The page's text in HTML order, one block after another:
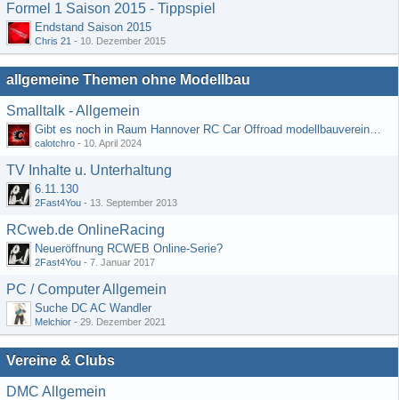
Formel 1 Saison 2015 - Tippspiel
Endstand Saison 2015
Chris 21 - 10. Dezember 2015
allgemeine Themen ohne Modellbau
Smalltalk - Allgemein
Gibt es noch in Raum Hannover RC Car Offroad modellbauvereine, habe selbst schon gegoogelt aber erfolglos
calotchro - 10. April 2024
TV Inhalte u. Unterhaltung
6.11.130
2Fast4You - 13. September 2013
RCweb.de OnlineRacing
Neueröffnung RCWEB Online-Serie?
2Fast4You - 7. Januar 2017
PC / Computer Allgemein
Suche DC AC Wandler
Melchior - 29. Dezember 2021
Vereine & Clubs
DMC Allgemein